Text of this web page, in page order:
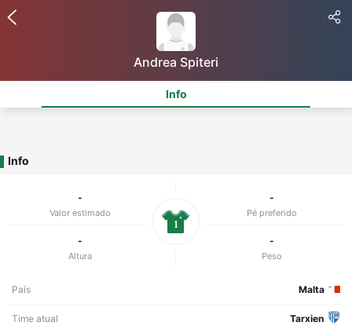
Andrea Spiteri
Info
Info
-
Valor estimado
-
Pé preferido
-
Altura
-
Peso
1
País Malta
Time atual Tarxien